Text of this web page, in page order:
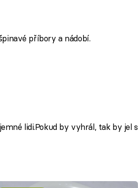
příbory a nádobí.
lidi.Pokud by vyhrál, tak by jel s